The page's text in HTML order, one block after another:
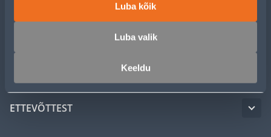
Luba kõik
Luba valik
Keeldu
ETTEVÕTTEST